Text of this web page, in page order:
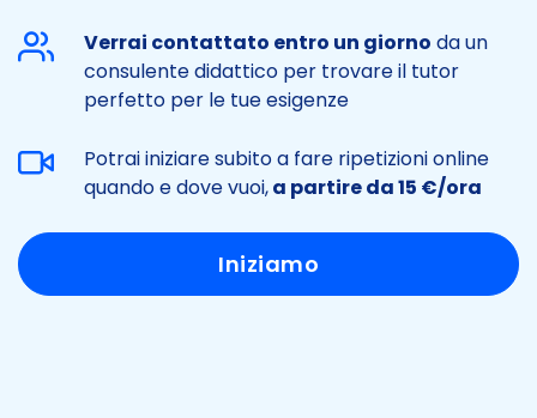
Verrai contattato entro un giorno da un
consulente didattico per trovare il tutor
perfetto per le tue esigenze
Potrai iniziare subito a fare ripetizioni online
quando e dove vuoi,a partire da 15 €/ora
Iniziamo